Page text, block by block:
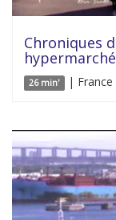
Chroniques
hypermarché
26 min' | France